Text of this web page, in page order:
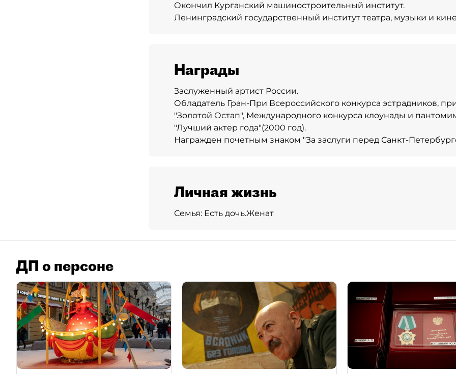
Окончил Курганский машиностроительный институт.
Ленинградский государственный институт театра, музыки и
Награды
Заслуженный артист России.
Обладатель Гран-При Всероссийского конкурса эстрадников,
"Золотой Остап", Международного конкурса клоунады и
"Лучший актер года"(2000 год).
Награжден почетным знаком "За заслуги перед Санкт-
Личная жизнь
Семья: Есть дочь.Женат
ДП о персоне